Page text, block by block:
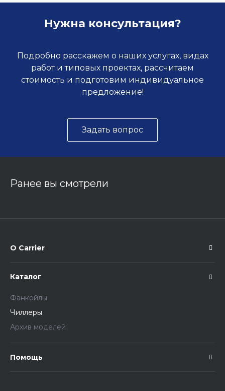
Нужна консультация?
Подробно расскажем о наших услугах, видах
работ и типовых проектах, рассчитаем
стоимость и подготовим индивидуальное
предложение!
Задать вопрос
Ранее вы смотрели
О Carrier
Каталог
Фанкойлы
Чиллеры
Архив моделей
Помощь